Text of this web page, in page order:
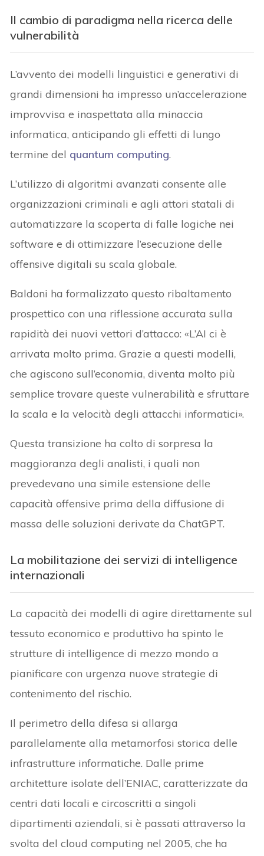
Il cambio di paradigma nella ricerca delle
vulnerabilità
L’avvento dei modelli linguistici e generativi di
grandi dimensioni ha impresso un’accelerazione
improvvisa e inaspettata alla minaccia
informatica, anticipando gli effetti di lungo
termine del quantum computing.
L’utilizzo di algoritmi avanzati consente alle
organizzazioni criminali e agli attori statali di
automatizzare la scoperta di falle logiche nei
software e di ottimizzare l’esecuzione delle
offensive digitali su scala globale.
Baldoni ha formalizzato questo ribaltamento
prospettico con una riflessione accurata sulla
rapidità dei nuovi vettori d’attacco: «L’AI ci è
arrivata molto prima. Grazie a questi modelli,
che agiscono sull’economia, diventa molto più
semplice trovare queste vulnerabilità e sfruttare
la scala e la velocità degli attacchi informatici».
Questa transizione ha colto di sorpresa la
maggioranza degli analisti, i quali non
prevedevano una simile estensione delle
capacità offensive prima della diffusione di
massa delle soluzioni derivate da ChatGPT.
La mobilitazione dei servizi di intelligence
internazionali
La capacità dei modelli di agire direttamente sul
tessuto economico e produttivo ha spinto le
strutture di intelligence di mezzo mondo a
pianificare con urgenza nuove strategie di
contenimento del rischio.
Il perimetro della difesa si allarga
parallelamente alla metamorfosi storica delle
infrastrutture informatiche. Dalle prime
architetture isolate dell’ENIAC, caratterizzate da
centri dati locali e circoscritti a singoli
dipartimenti aziendali, si è passati attraverso la
svolta del cloud computing nel 2005, che ha